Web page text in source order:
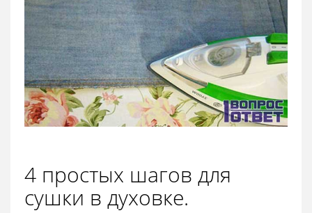
4 простых шагов для
сушки в духовке.